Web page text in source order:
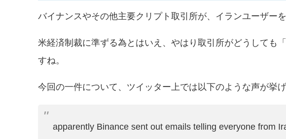
バイナンスやその他主要クリプト取引所が、イランユーザー
米経済制裁に準ずる為とはいえ、やはり取引所がどうしても
すね。
今回の一件について、ツイッター上では以下のような声が挙げ
apparently Binance sent out emails telling everyone from